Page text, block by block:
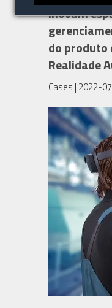
inovam
do produto
Realidade
Cases | 2022-